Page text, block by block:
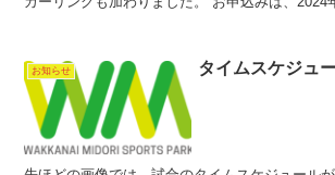
お知らせ タイムスケジュ